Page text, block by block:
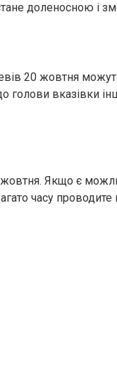
доленосною і
20 жовтня
голови вказівки
Якщо є
часу